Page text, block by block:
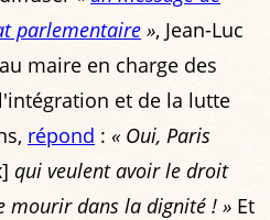
parlementaire », Jean-Luc
maire en charge des
et de la lutte
répond : « Oui, Paris
qui veulent avoir le droit
mourir dans la dignité ! » Et